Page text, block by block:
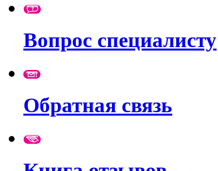
Вопрос специалисту
Обратная связь